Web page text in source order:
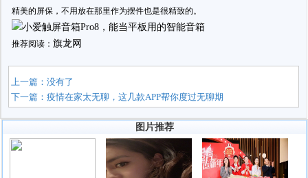
精美的屏保，不用放在那里作为摆件也是很精致的。
推荐阅读： 旗龙网
上一篇：没有了
下一篇：疫情在家太无聊，这几款APP帮你度过无聊期
图片推荐